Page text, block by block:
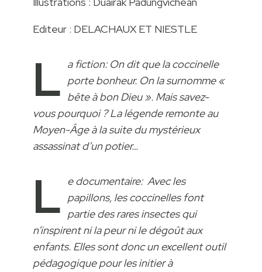
Editeur : DELACHAUX ET NIESTLE
L a fiction: On dit que la coccinelle
porte bonheur. On la surnomme «
bête à bon Dieu ». Mais savez-
vous pourquoi ? La légende remonte au
Moyen-Âge à la suite du mystérieux
assassinat d’un potier…
L e documentaire: Avec les
papillons‚ les coccinelles font
partie des rares insectes qui
n’inspirent ni la peur ni le dégoût aux
enfants. Elles sont donc un excellent outil
pédagogique pour les initier à